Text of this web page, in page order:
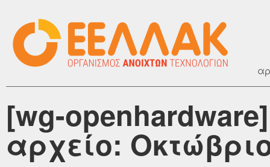
[wg-
αρχείο: